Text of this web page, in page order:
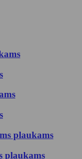
plaukams
plaukams